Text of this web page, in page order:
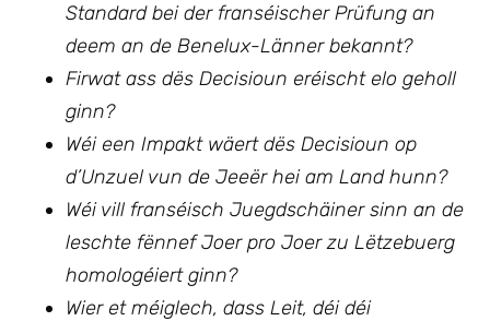
Standard bei der franséischer Prüfung an
deem an de Benelux-Länner bekannt?
Firwat ass dës Decisioun eréischt elo geholl
ginn?
Wéi een Impakt wäert dës Decisioun op
d’Unzuel vun de Jeeër hei am Land hunn?
Wéi vill franséisch Juegdschäiner sinn an de
leschte fënnef Joer pro Joer zu Lëtzebuerg
homologéiert ginn?
Wier et méiglech, dass Leit, déi déi